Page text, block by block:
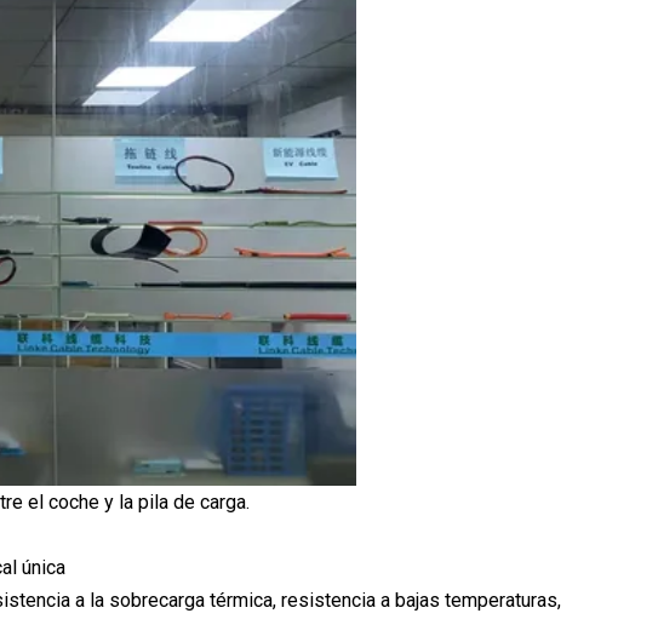
el coche y la pila de carga.
única
a la sobrecarga térmica, resistencia a bajas temperaturas,